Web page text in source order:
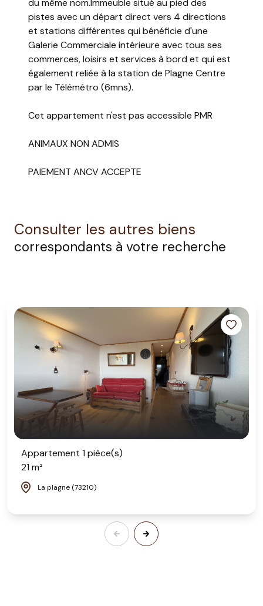
du même nom.Immeuble situé au pied des
pistes avec un départ direct vers 4 directions
et stations différentes qui bénéficie d'une
Galerie Commerciale intérieure avec tous ses
commerces, loisirs et services à bord et qui est
également reliée à la station de Plagne Centre
par le Télémétro (6mns).
Cet appartement n'est pas accessible PMR
ANIMAUX NON ADMIS
PAIEMENT ANCV ACCEPTE
Consulter les autres biens
correspondants à votre recherche
Appartement 1 pièce(s)
21 m²
La plagne (73210)